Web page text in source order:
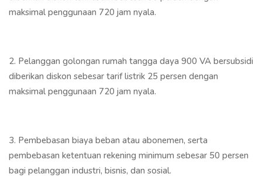
maksimal penggunaan 720 jam nyala.
2. Pelanggan golongan rumah tangga daya 900 VA bersubsidi
diberikan diskon sebesar tarif listrik 25 persen dengan
maksimal penggunaan 720 jam nyala.
3. Pembebasan biaya beban atau abonemen, serta
pembebasan ketentuan rekening minimum sebesar 50 persen
bagi pelanggan industri, bisnis, dan sosial.